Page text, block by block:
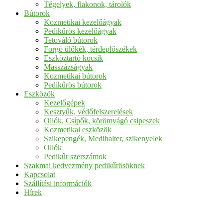
Tégelyek, flakonok, tárolók
Bútorok
Kozmetikai kezelőágyak
Pedikűrös kezelőágyak
Tetováló bútorok
Forgó ülőkék, térdeplőszékek
Eszköztartó kocsik
Masszázságyak
Kozmetikai bútorok
Pedikűrös bútorok
Eszközök
Kezelőgépek
Kesztyűk, védőfelszerelések
Ollók, Csípők, körömvágó csipeszek
Kozmetikai eszközök
Szikepengék, Medihalter, szikenyelek
Ollók
Pedikűr szerszámok
Szakmai kedvezmény pedikűrösöknek
Kapcsolat
Szállítási információk
Hírek